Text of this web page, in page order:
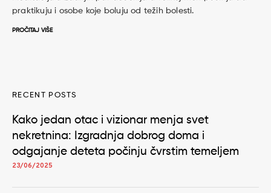
praktikuju i osobe koje boluju od težih bolesti.
PROČITAJ VIŠE
RECENT POSTS
Kako jedan otac i vizionar menja svet
nekretnina: Izgradnja dobrog doma i
odgajanje deteta počinju čvrstim temeljem
23/06/2025